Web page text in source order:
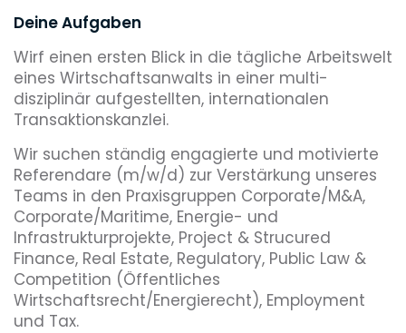
Deine Aufgaben
Wirf einen ersten Blick in die tägliche Arbeitswelt
eines Wirtschaftsanwalts in einer multi-
disziplinär aufgestellten, internationalen
Transaktionskanzlei.
Wir suchen ständig engagierte und motivierte
Referendare (m/w/d) zur Verstärkung unseres
Teams in den Praxisgruppen Corporate/M&A,
Corporate/Maritime, Energie- und
Infrastrukturprojekte, Project & Strucured
Finance, Real Estate, Regulatory, Public Law &
Competition (Öffentliches
Wirtschaftsrecht/Energierecht), Employment
und Tax.